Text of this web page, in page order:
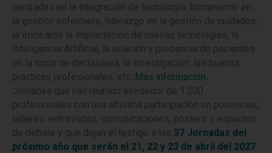
centradas en la integración de tecnología, humanismo en
la gestión enfermera, liderazgo en la gestión de cuidados,
la ética ante la implantación de nuevas tecnologías, la
Inteligencia Artificial, la relación y presencia de pacientes
en la toma de decisiones, la investigación, las buenas
prácticas profesionales, etc. Mas información.
Jornadas que han reunido alrededor de 1.200
profesionales con una altísima participación en ponencias,
talleres, entrevistas, comunicaciones, posters y espacios
de debate y que dejan el testigo a las 37 Jornadas del
próximo año que serán el 21, 22 y 23 de abril del 2027